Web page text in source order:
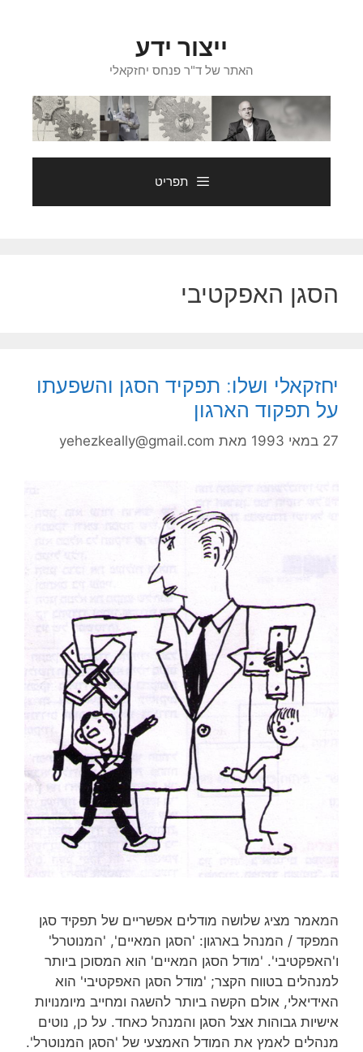
ייצור ידע
האתר של ד"ר פנחס יחזקאלי
תפריט
הסגן האפקטיבי
יחזקאלי ושלו: תפקיד הסגן והשפעתו
על תפקוד הארגון
27 במאי 1993 מאת yehezkeally@gmail.com
המאמר מציג שלושה מודלים אפשריים של תפקיד סגן
המפקד / המנהל בארגון: 'הסגן המאיים', 'המנוטרל'
ו'האפקטיבי'. 'מודל הסגן המאיים' הוא המסוכן ביותר
למנהלים בטווח הקצר; 'מודל הסגן האפקטיבי' הוא
האידיאלי, אולם הקשה ביותר להשגה ומחייב מיומנויות
אישיות גבוהות אצל הסגן והמנהל כאחד. על כן, נוטים
מנהלים לאמץ את המודל האמצעי של 'הסגן המנוטרל'.